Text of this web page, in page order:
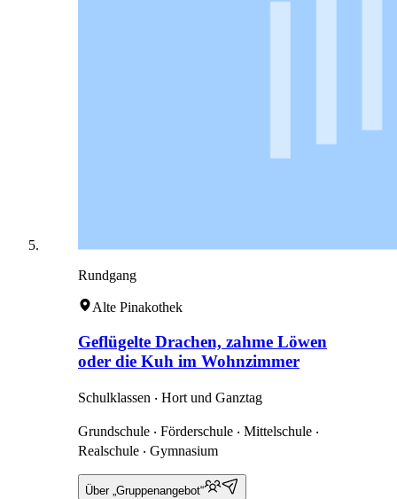
Rundgang
Alte Pinakothek
Geflügelte Drachen, zahme Löwen
oder die Kuh im Wohnzimmer
Schulklassen ‧ Hort und Ganztag
Grundschule ‧ Förderschule ‧ Mittelschule ‧
Realschule ‧ Gymnasium
Über „Gruppenangebot“